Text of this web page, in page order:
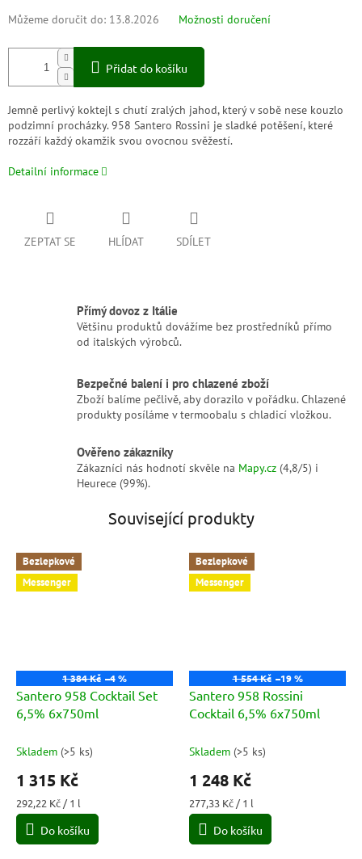
Můžeme doručit do: 13.8.2026 Možnosti doručení
Přidat do košíku
Jemně perlivý koktejl s chutí zralých jahod, který v sobě nese kouzlo
podzimní procházky. 958 Santero Rossini je sladké potěšení, které
rozzáří každý okamžik svou ovocnou svěžestí.
Detailní informace
ZEPTAT SE HLÍDAT SDÍLET
Přímý dovoz z Itálie
Většinu produktů dovážíme bez prostředníků přímo
od italských výrobců.
Bezpečné balení i pro chlazené zboží
Zboží balíme pečlivě, aby dorazilo v pořádku. Chlazené
produkty posíláme v termoobalu s chladicí vložkou.
Ověřeno zákazníky
Zákazníci nás hodnotí skvěle na Mapy.cz (4,8/5) i
Heurece (99%).
Související produkty
Bezlepkové
Messenger
1 384 Kč –4 %
Santero 958 Cocktail Set
6,5% 6x750ml
Skladem (>5 ks)
1 315 Kč
Měrná
cena:
292,22 Kč / 1 l
Do košíku
Bezlepkové
Messenger
1 554 Kč –19 %
Santero 958 Rossini
Cocktail 6,5% 6x750ml
Skladem (>5 ks)
1 248 Kč
Měrná
cena:
277,33 Kč / 1 l
Do košíku